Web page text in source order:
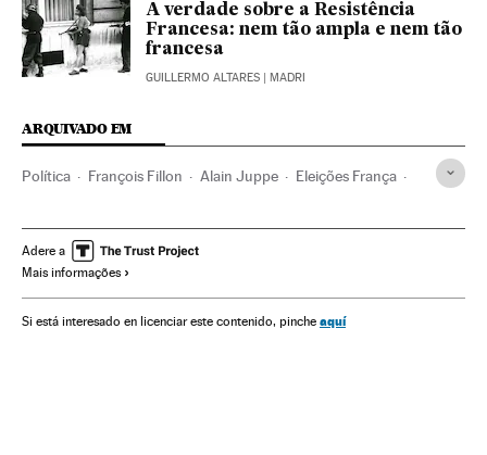
A verdade sobre a Resistência
Francesa: nem tão ampla e nem tão
francesa
GUILLERMO ALTARES | MADRI
ARQUIVADO EM
Política François Fillon Alain Juppe Eleições França
Partidos políticos Europa
Adere a
Mais informações
Si está interesado en licenciar este contenido, pinche aquí